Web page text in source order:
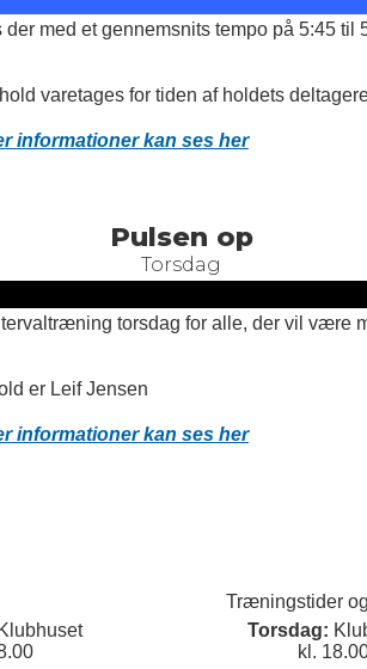
der med et gennemsnits tempo på 5:45 til
varetages for tiden af holdets
informationer kan ses her
Pulsen op
Torsdag
torsdag for alle, der vil være
er Leif Jensen
informationer kan ses her
Træningstider
Klubhuset
Torsdag:
kl.